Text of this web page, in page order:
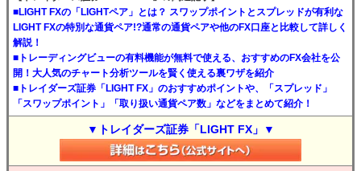
■LIGHT FXの「LIGHTペア」とは？ スワップポイントとスプレッドが有利な
LIGHT FXの特別な通貨ペア!?通常の通貨ペアや他のFX口座と比較して詳しく
解説！
■トレーディングビューの有料機能が無料で使える、おすすめのFX会社を公
開！大人気のチャート分析ツールを賢く使える裏ワザを紹介
■トレイダーズ証券「LIGHT FX」のおすすめポイントや、「スプレッド」
「スワップポイント」「取り扱い通貨ペア数」などをまとめて紹介！
▼トレイダーズ証券「LIGHT FX」▼